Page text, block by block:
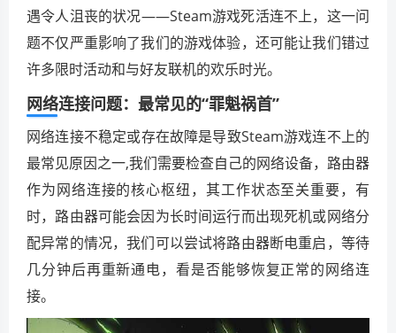
遇令人沮丧的状况——Steam游戏死活连不上，这一问
题不仅严重影响了我们的游戏体验，还可能让我们错过
许多限时活动和与好友联机的欢乐时光。
网络连接问题：最常见的“罪魁祸首”
网络连接不稳定或存在故障是导致Steam游戏连不上的
最常见原因之一,我们需要检查自己的网络设备，路由器
作为网络连接的核心枢纽，其工作状态至关重要，有
时，路由器可能会因为长时间运行而出现死机或网络分
配异常的情况，我们可以尝试将路由器断电重启，等待
几分钟后再重新通电，看是否能够恢复正常的网络连
接。